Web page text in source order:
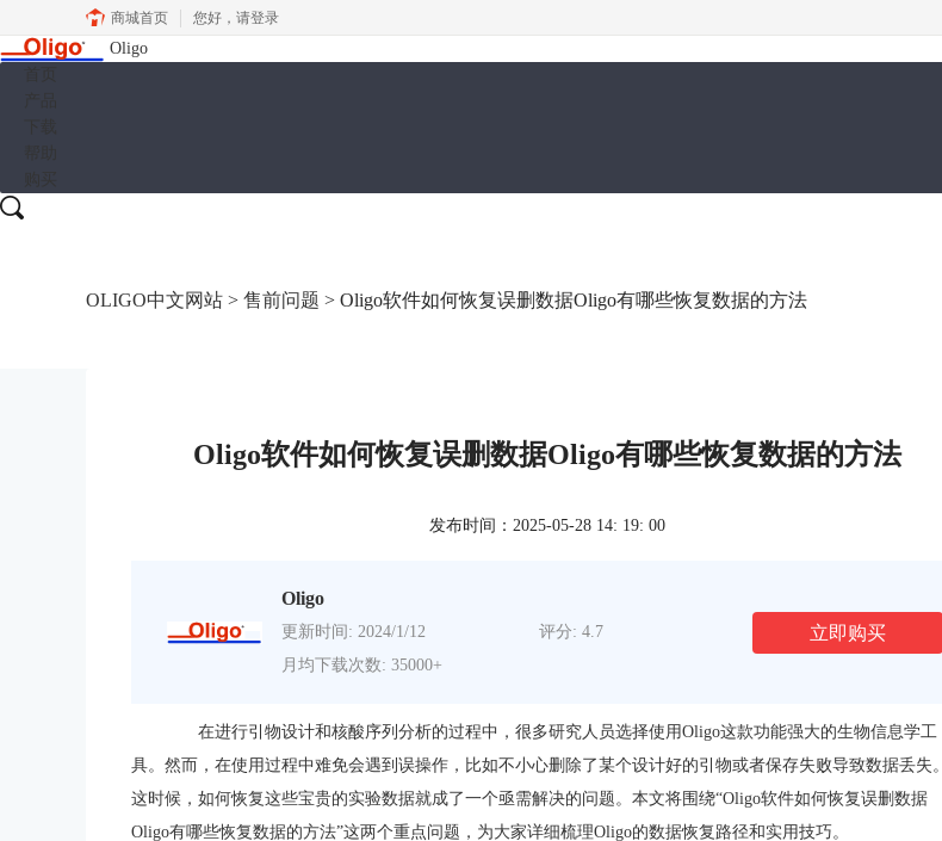
商城首页 您好， 请登录
Oligo
OLIGO中文网站 > 售前问题 > Oligo软件如何恢复误删数据Oligo有哪些恢复数据的方法
Oligo软件如何恢复误删数据Oligo有哪些恢复数据的方法
发布时间：2025-05-28 14: 19: 00
Oligo
更新时间: 2024/1/12
评分: 4.7
月均下载次数: 35000+
立即购买
在进行引物设计和核酸序列分析的过程中，很多研究人员选择使用Oligo这款功能强大的生物信息学工
具。然而，在使用过程中难免会遇到误操作，比如不小心删除了某个设计好的引物或者保存失败导致数据丢失。
这时候，如何恢复这些宝贵的实验数据就成了一个亟需解决的问题。本文将围绕“Oligo软件如何恢复误删数据
Oligo有哪些恢复数据的方法”这两个重点问题，为大家详细梳理Oligo的数据恢复路径和实用技巧。